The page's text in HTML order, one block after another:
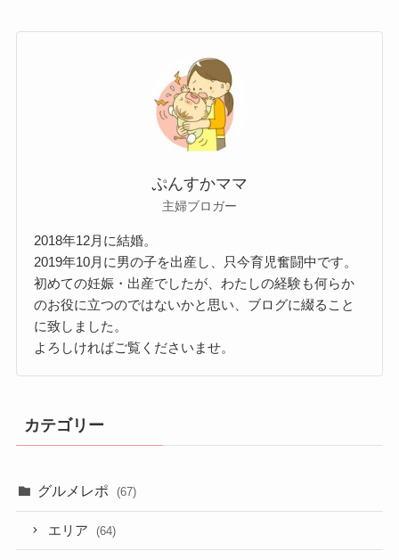
ぷんすかママ
主婦ブロガー
2018年12月に結婚。
2019年10月に男の子を出産し、只今育児奮闘中です。
初めての妊娠・出産でしたが、わたしの経験も何らか
のお役に立つのではないかと思い、ブログに綴ること
に致しました。
よろしければご覧くださいませ。
カテゴリー
グルメレポ (67)
エリア (64)